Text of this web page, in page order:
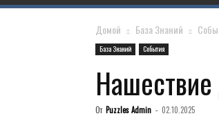
Домой База Знаний
База Знаний События
От Puzzles Admin - 02.10.2025